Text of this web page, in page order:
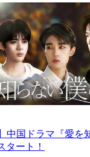
中国ドラマ『愛を
タート！